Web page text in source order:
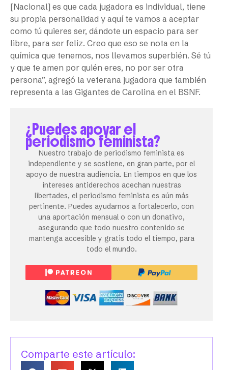
[Nacional] es que cada jugadora es individual, tiene
su propia personalidad y aquí te vamos a aceptar
como tú quieres ser, dándote un espacio para ser
libre, para ser feliz. Creo que eso se nota en la
química que tenemos, nos llevamos superbién. Sé tú
y que te amen por quién eres, no por ser otra
persona”, agregó la veterana jugadora que también
representa a las Gigantes de Carolina en el BSNF.
¿Puedes apoyar el
periodismo feminista?
Nuestro trabajo de periodismo feminista es
independiente y se sostiene, en gran parte, por el
apoyo de nuestra audiencia. En tiempos en que los
intereses antiderechos acechan nuestras
libertades, el periodismo feminista es aún más
pertinente. Puedes ayudarnos a fortalecerlo, con
una aportación mensual o con un donativo,
asegurando que todo nuestro contenido se
mantenga accesible y gratis todo el tiempo, para
todo el mundo.
Comparte este artículo: